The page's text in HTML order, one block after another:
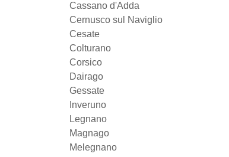
Cassano d'Adda
Cernusco sul Naviglio
Cesate
Colturano
Corsico
Dairago
Gessate
Inveruno
Legnano
Magnago
Melegnano